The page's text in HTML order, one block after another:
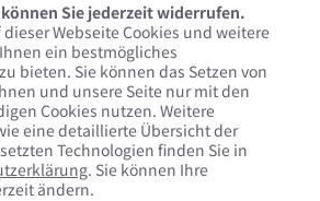
Sie jederzeit widerrufen.
Webseite Cookies und weitere
ein bestmögliches
bieten. Sie können das Setzen von
und unsere Seite nur mit den
Cookies nutzen. Weitere
eine detaillierte Übersicht der
Technologien finden Sie in
. Sie können Ihre
ändern.